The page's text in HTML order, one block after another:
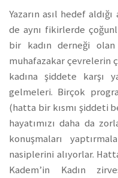
Yazarın asıl hedef
de aynı fikirlerde
bir kadın derneği olan
muhafazakar çevrelerin
kadına şiddete karşı
gelmeleri. Birçok
(hatta bir kısmı şiddeti
hayatımızı daha da
konuşmaları
nasiplerini alıyorlar.
Kadem’in Kadın